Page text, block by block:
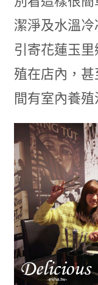
潔淨及水溫冷
引寄花蓮玉
殖在店內，
間有室內養殖